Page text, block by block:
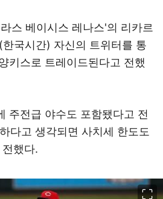
스 베이시스 레나스'의 리카르
국시간) 자신의 트위터를 통
키스로 트레이드된다고 전했
주전급 야수도 포함됐다고 전
다고 생각되면 사치세 한도도
했다.